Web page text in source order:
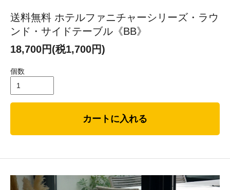
送料無料 ホテルファニチャーシリーズ・ラウ
ンド・サイドテーブル《BB》
18,700円(税1,700円)
個数
カートに入れる